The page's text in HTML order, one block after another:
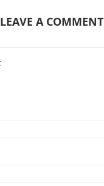
LEAVE A COMMENT